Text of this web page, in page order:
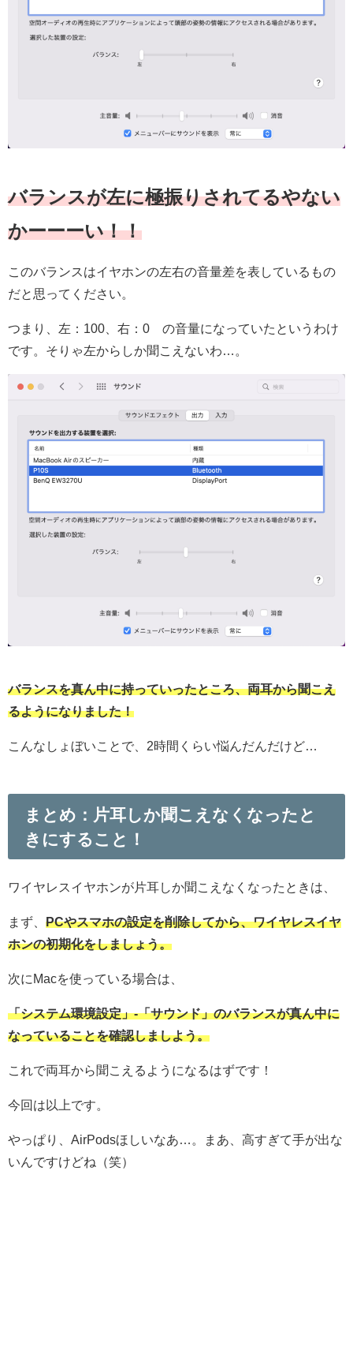
バランスが左に極振りされてるやない
かーーーい！！
このバランスはイヤホンの左右の音量差を表しているもの
だと思ってください。
つまり、左：100、右：0 の音量になっていたというわけ
です。そりゃ左からしか聞こえないわ…。
バランスを真ん中に持っていったところ、両耳から聞こえ
るようになりました！
こんなしょぼいことで、2時間くらい悩んだんだけど…
まとめ：片耳しか聞こえなくなったと
きにすること！
ワイヤレスイヤホンが片耳しか聞こえなくなったときは、
まず、 PCやスマホの設定を削除してから、ワイヤレスイヤ
ホンの初期化をしましょう。
次にMacを使っている場合は、
「システム環境設定」-「サウンド」のバランスが真ん中に
なっていることを確認しましよう。
これで両耳から聞こえるようになるはずです！
今回は以上です。
やっぱり、AirPodsほしいなあ…。まあ、高すぎて手が出な
いんですけどね（笑）